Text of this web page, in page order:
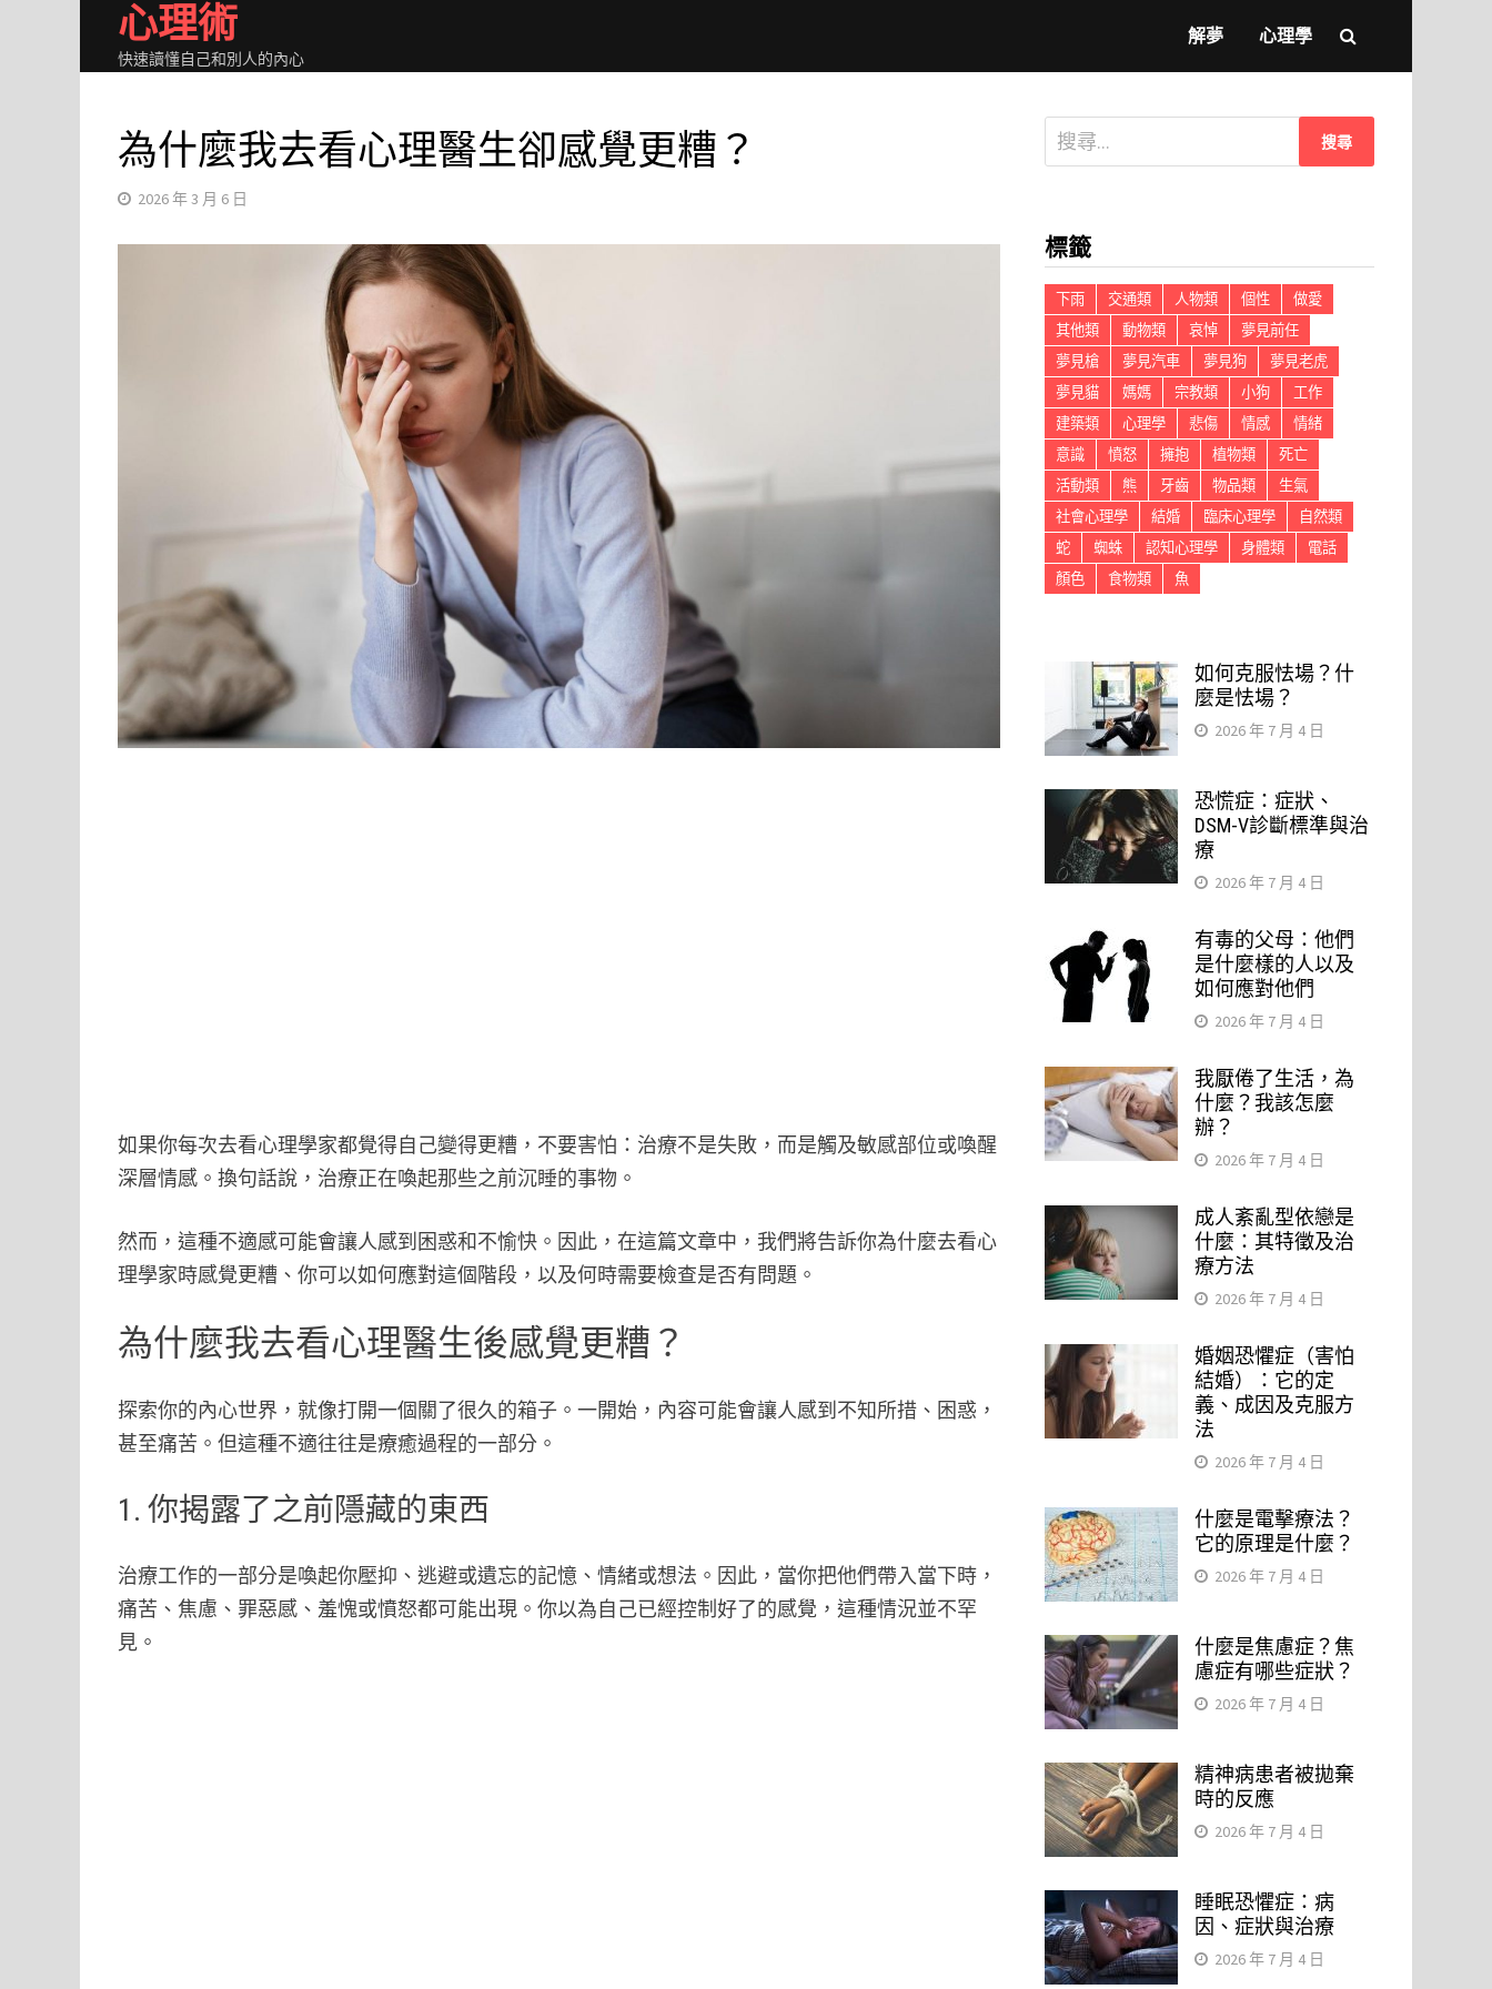
content
心理術
快速讀懂自己和別人的內心
解夢 心理學
為什麼我去看心理醫生卻感覺更糟？
2026 年 3 月 6 日
如果你每次去看心理學家都覺得自己變得更糟，不要害怕：治療不是失敗，而是觸及敏感部位或喚醒
深層情感。換句話說，治療正在喚起那些之前沉睡的事物。
然而，這種不適感可能會讓人感到困惑和不愉快。因此，在這篇文章中，我們將告訴你為什麼去看心
理學家時感覺更糟、你可以如何應對這個階段，以及何時需要檢查是否有問題。
為什麼我去看心理醫生後感覺更糟？
探索你的內心世界，就像打開一個關了很久的箱子。一開始，內容可能會讓人感到不知所措、困惑，
甚至痛苦。但這種不適往往是療癒過程的一部分。
1. 你揭露了之前隱藏的東西
治療工作的一部分是喚起你壓抑、逃避或遺忘的記憶、情緒或想法。因此，當你把他們帶入當下時，
痛苦、焦慮、罪惡感、羞愧或憤怒都可能出現。你以為自己已經控制好了的感覺，這種情況並不罕
見。
搜
尋
字:
標籤
下雨 交通類 人物類 個性
做愛
其他類
動物類 哀悼
夢見前任
夢見槍
夢見汽車 夢見狗
夢見老虎
夢見貓
媽媽 宗教類 小狗
工作
建築類
心理學 悲傷 情感
情緒
意識
憤怒 擁抱 植物類
死亡
活動類
熊 牙齒 物品類
生氣
社會心理學
結婚 臨床心理學
自然類
蛇
蜘蛛 認知心理學 身體類
電話
顏色
食物類 魚
如何克服怯場？什
麼是怯場？
2026 年 7 月 4 日
恐慌症：症狀、
DSM-V診斷標準與治
療
2026 年 7 月 4 日
有毒的父母：他們
是什麼樣的人以及
如何應對他們
2026 年 7 月 4 日
我厭倦了生活，為
什麼？我該怎麼
辦？
2026 年 7 月 4 日
成人紊亂型依戀是
什麼：其特徵及治
療方法
2026 年 7 月 4 日
婚姻恐懼症（害怕
結婚）：它的定
義、成因及克服方
法
2026 年 7 月 4 日
什麼是電擊療法？
它的原理是什麼？
2026 年 7 月 4 日
什麼是焦慮症？焦
慮症有哪些症狀？
2026 年 7 月 4 日
精神病患者被拋棄
時的反應
2026 年 7 月 4 日
睡眠恐懼症：病
因、症狀與治療
2026 年 7 月 4 日